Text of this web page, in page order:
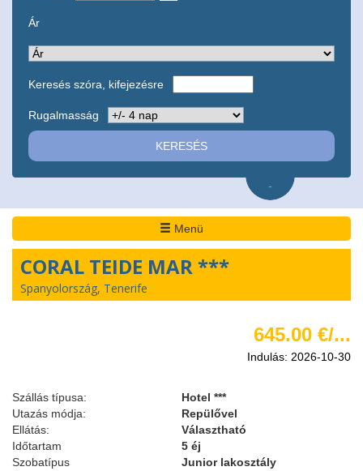
Ár
Keresés szóra, kifejezésre
Rugalmasság
-
Menü
CORAL TEIDE MAR ***
Spanyolország, Tenerife
645.00 €/...
Indulás: 2026-10-30
Szállás típusa:
Hotel ***
Utazás módja:
Repülővel
Ellátás:
Választható
Időtartam
5 éj
Szobatípus
Junior lakosztály